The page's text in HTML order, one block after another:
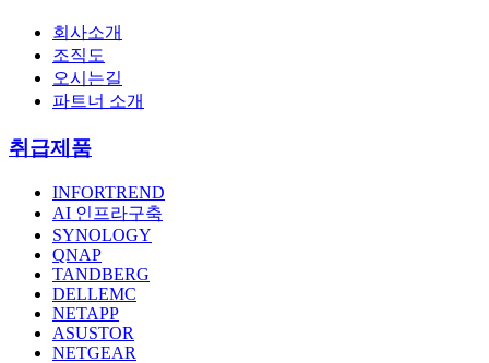
회사소개
조직도
오시는길
파트너 소개
취급제품
INFORTREND
AI 인프라구축
SYNOLOGY
QNAP
TANDBERG
DELLEMC
NETAPP
ASUSTOR
NETGEAR